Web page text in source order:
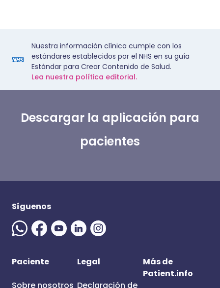
Nuestra información clínica cumple con los
estándares establecidos por el NHS en su guía
Estándar para Crear Contenido de Salud.
Lea nuestra política editorial.
Descargar la aplicación para
pacientes
Síguenos
Paciente
Sobre nosotros
Legal
Declaración de
Más de
Patient.info